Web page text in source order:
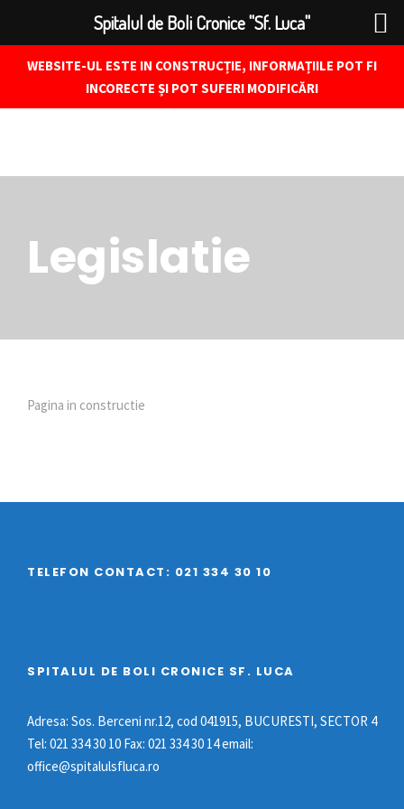
WEBSITE-UL ESTE IN CONSTRUCȚIE, INFORMAȚIILE POT FI
INCORECTE ȘI POT SUFERI MODIFICĂRI
Legislatie
Pagina in constructie
TELEFON CONTACT: 021 334 30 10
SPITALUL DE BOLI CRONICE SF. LUCA
Adresa: Sos. Berceni nr.12, cod 041915, BUCURESTI, SECTOR 4
Tel: 021 334 30 10 Fax: 021 334 30 14 email:
office@spitalulsfluca.ro
Spitalul de Boli Cronice "Sf. Luca"